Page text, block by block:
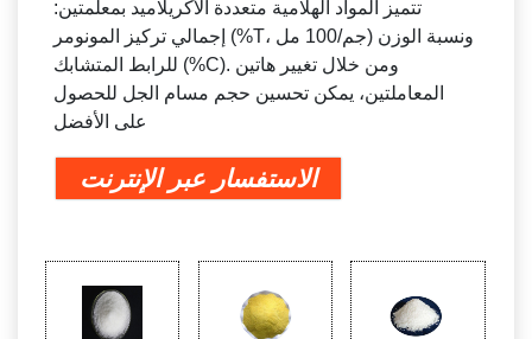
تتميز المواد الهلامية متعددة الأكريلاميد بمعلمتين:
إجمالي تركيز المونومر (%T، جم/100 مل) ونسبة الوزن
للرابط المتشابك (%C). ومن خلال تغيير هاتين
المعاملتين، يمكن تحسين حجم مسام الجل للحصول
على الأفضل
الاستفسار عبر الإنترنت